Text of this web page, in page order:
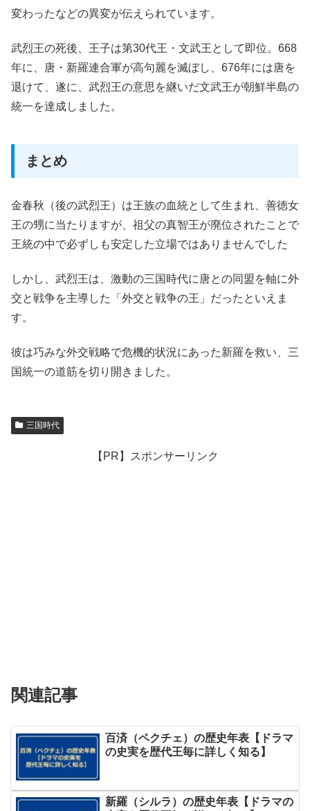
変わったなどの異変が伝えられています。
武烈王の死後、王子は第30代王・文武王として即位。668
年に、唐・新羅連合軍が高句麗を滅ぼし、676年には唐を
退けて、遂に、武烈王の意思を継いだ文武王が朝鮮半島の
統一を達成しました。
まとめ
金春秋（後の武烈王）は王族の血統として生まれ、善徳女
王の甥に当たりますが、祖父の真智王が廃位されたことで
王統の中で必ずしも安定した立場ではありませんでした
しかし、武烈王は、激動の三国時代に唐との同盟を軸に外
交と戦争を主導した「外交と戦争の王」だったといえま
す。
彼は巧みな外交戦略で危機的状況にあった新羅を救い、三
国統一の道筋を切り開きました。
三国時代
【PR】スポンサーリンク
関連記事
百済（ペクチェ）の歴史年表【ドラマ
の史実を歴代王毎に詳しく知る】
新羅（シルラ）の歴史年表【ドラマの